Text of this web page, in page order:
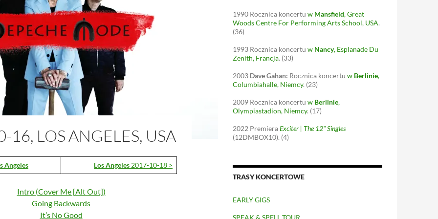
16, LOS ANGELES, USA
Angeles Los Angeles 2017-10-18 >
Intro (Cover Me [Alt Out])
Going Backwards
It’s No Good
1990 Rocznica koncertu w Mansfield, Great
Woods Centre For Performing Arts School, USA.
(36)
1993 Rocznica koncertu w Nancy, Esplanade Du
Zenith, Francja. (33)
2003 Dave Gahan: Rocznica koncertu w Berlinie,
Columbiahalle, Niemcy. (23)
2009 Rocznica koncertu w Berlinie,
Olympiastadion, Niemcy. (17)
2022 PremieraExciter | The 12" Singles
(12DMBOX10). (4)
TRASY KONCERTOWE
EARLY GIGS
SPEAK & SPELL TOUR